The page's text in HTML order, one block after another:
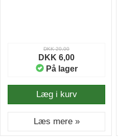
DKK 20,00
DKK 6,00
På lager
Læg i kurv
Læs mere »